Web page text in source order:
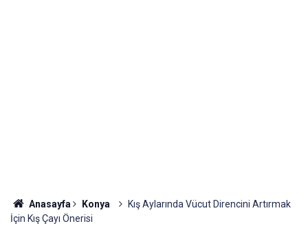
Anasayfa Konya
Kış Aylarında Vücut Direncini Artırmak
İçin Kış Çayı Önerisi